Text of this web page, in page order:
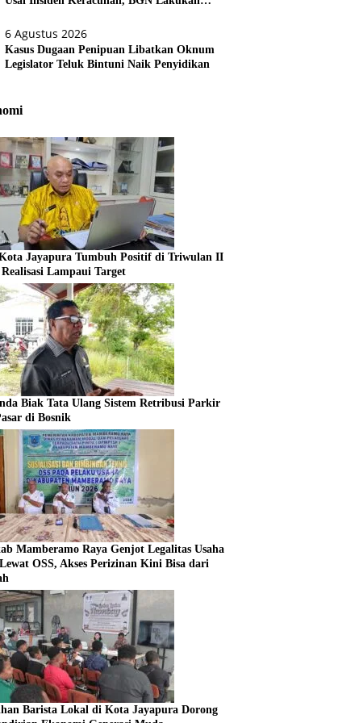
6 Agustus 2026
Kasus Dugaan Penipuan Libatkan Oknum
Legislator Teluk Bintuni Naik Penyidikan
Jayapura Tumbuh Positif di Triwulan II
Realisasi Lampaui Target
Biak Tata Ulang Sistem Retribusi Parkir
di Bosnik
Mamberamo Raya Genjot Legalitas Usaha
OSS, Akses Perizinan Kini Bisa dari
Barista Lokal di Kota Jayapura Dorong